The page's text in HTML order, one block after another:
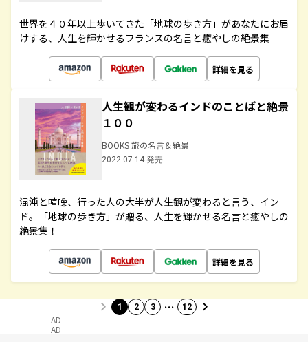
世界を４０年以上歩いてきた「地球の歩き方」があなたにお届
けする、人生を輝かせるフランスの名言と癒やしの絶景集
詳細を見る
人生観が変わるインドのことばと絶景
１００
BOOKS 旅の名言＆絶景
2022.07.14 発売
混沌と喧噪、行った人の大半が人生観が変わると言う、イン
ド。「地球の歩き方」が贈る、人生を輝かせる名言と癒やしの
絶景集！
詳細を見る
1 2 3 … 12
AD
AD